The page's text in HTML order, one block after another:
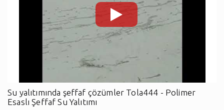
Su yalıtımında şeffaf çözümler Tola444 - Polimer
Esaslı Şeffaf Su Yalıtımı